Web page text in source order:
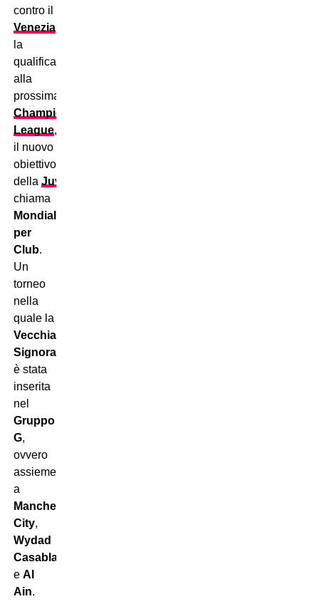
contro il
Venezia,
la
qualificazione
alla
prossima
Champions
League,
il nuovo
obiettivo
della Juventus
chiama
Mondiale
per
Club.
Un
torneo
nella
quale la
Vecchia
Signora
è stata
inserita
nel
Gruppo
G,
ovvero
assieme
a
Manchester
City,
Wydad
Casablanca
e Al
Ain.